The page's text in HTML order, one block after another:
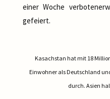
einer Woche
gefeiert.
Kasachstan hat mit 18
Einwohner als Deutschland
durch. Asien